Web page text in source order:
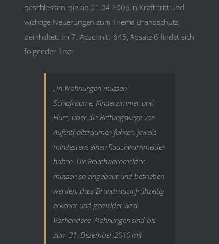
beschlossen, die ab 01.04.2006 in Kraft tritt und
wichtige Neuerungen zum Thema Brandschutz
beinhaltet. Im 7. Abschnitt, §45, Absatz 6 findet sich
folgender Text:
„In Wohnungen müssen
Schlafräume, Kinderzimmer und
Flure, über die Rettungswege von
Aufenthaltsräumen führen, jeweils
mindestens einen Rauchwarnmelder
haben. Die Rauchwarnmelder
müssen so eingebaut und betrieben
werden, dass Brandrauch frühzeitig
erkannt und gemeldet wird.
Vorhandene Wohnungen sind bis
zum 31. Dezember 2010 mit